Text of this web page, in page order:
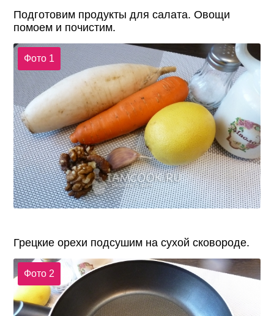
Подготовим продукты для салата. Овощи
помоем и почистим.
Фото 1
Грецкие орехи подсушим на сухой сковороде.
Фото 2